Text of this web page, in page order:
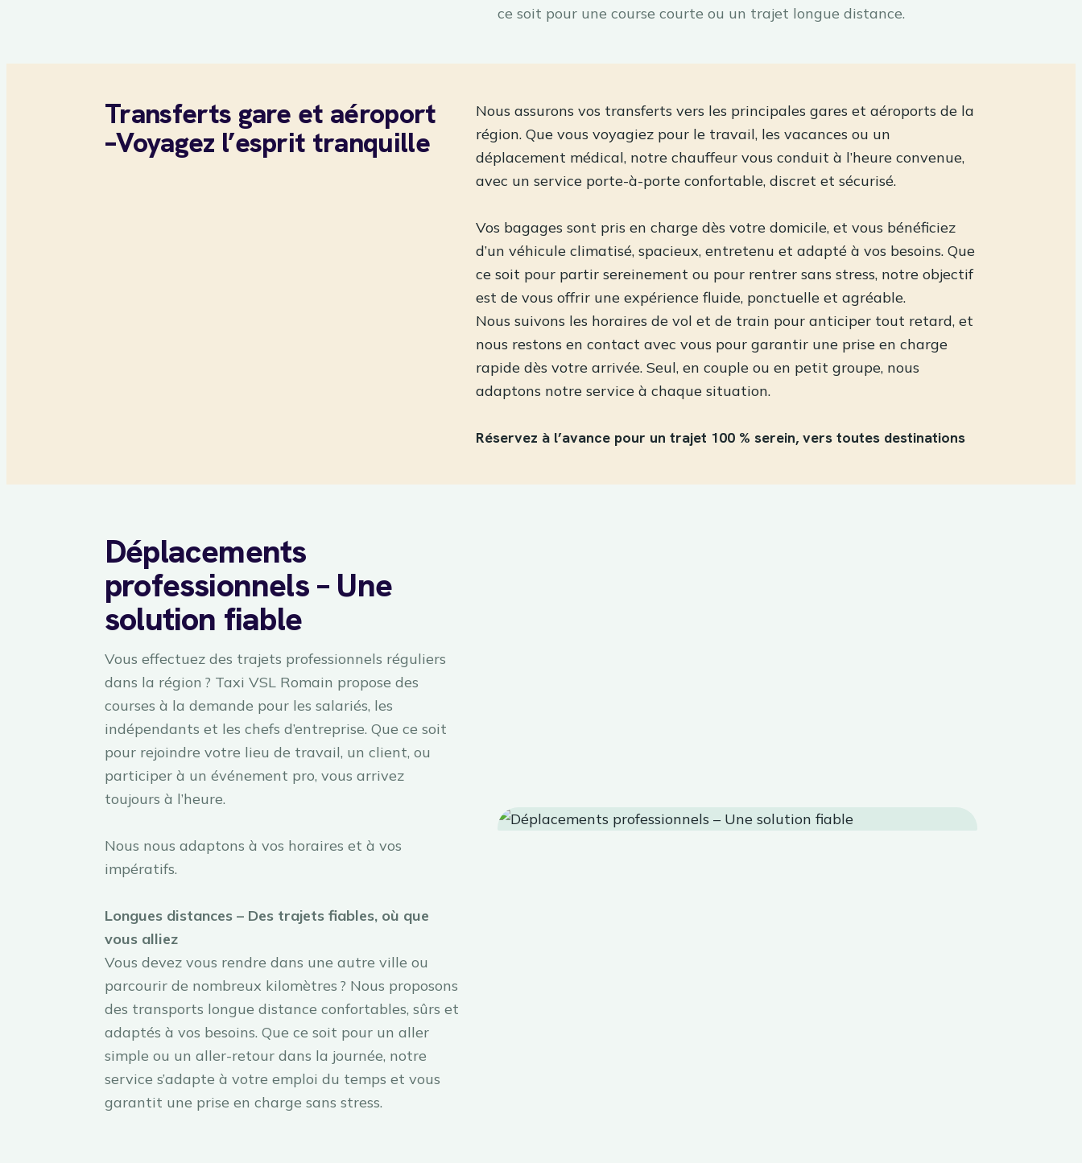
ce soit pour une course courte ou un trajet longue distance.
Transferts gare et aéroport
–Voyagez l’esprit tranquille
Nous assurons vos transferts vers les principales gares et aéroports de la
région. Que vous voyagiez pour le travail, les vacances ou un
déplacement médical, notre chauffeur vous conduit à l’heure convenue,
avec un service porte-à-porte confortable, discret et sécurisé.
Vos bagages sont pris en charge dès votre domicile, et vous bénéficiez
d’un véhicule climatisé, spacieux, entretenu et adapté à vos besoins. Que
ce soit pour partir sereinement ou pour rentrer sans stress, notre objectif
est de vous offrir une expérience fluide, ponctuelle et agréable.
Nous suivons les horaires de vol et de train pour anticiper tout retard, et
nous restons en contact avec vous pour garantir une prise en charge
rapide dès votre arrivée. Seul, en couple ou en petit groupe, nous
adaptons notre service à chaque situation.
Réservez à l’avance pour un trajet 100 % serein, vers toutes destinations
Déplacements
professionnels – Une
solution fiable
Vous effectuez des trajets professionnels réguliers
dans la région ? Taxi VSL Romain propose des
courses à la demande pour les salariés, les
indépendants et les chefs d’entreprise. Que ce soit
pour rejoindre votre lieu de travail, un client, ou
participer à un événement pro, vous arrivez
toujours à l’heure.
Nous nous adaptons à vos horaires et à vos
impératifs.
Longues distances – Des trajets fiables, où que
vous alliez
Vous devez vous rendre dans une autre ville ou
parcourir de nombreux kilomètres ? Nous proposons
des transports longue distance confortables, sûrs et
adaptés à vos besoins. Que ce soit pour un aller
simple ou un aller-retour dans la journée, notre
service s’adapte à votre emploi du temps et vous
garantit une prise en charge sans stress.